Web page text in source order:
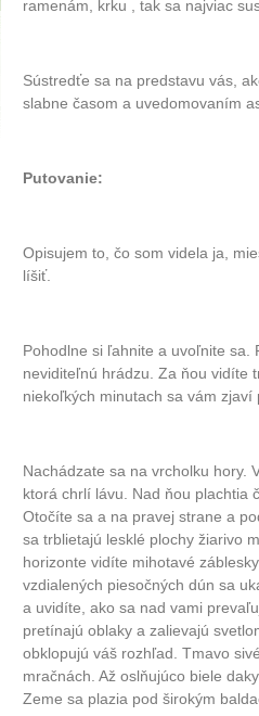
ramenám, krku , tak sa najviac
Sústredťe sa na predstavu vás,
slabne časom a uvedomovaním
Putovanie:
Opisujem to, čo som videla ja,
líšiť.
Pohodlne si ľahnite a uvoľnite sa.
neviditeľnú hrádzu. Za ňou vidíte
niekoľkých minutach sa vám zjaví
Nachádzate sa na vrcholku hory.
ktorá chrlí lávu. Nad ňou plachtia
Otočíte sa a na pravej strane a
sa trblietajú lesklé plochy žiarivo
horizonte vidíte mihotavé
vzdialených piesočných dún sa
a uvidíte, ako sa nad vami
pretínajú oblaky a zalievajú
obklopujú váš rozhľad. Tmavo
mračnách. Až oslňujúco biele
Zeme sa plazia pod širokým